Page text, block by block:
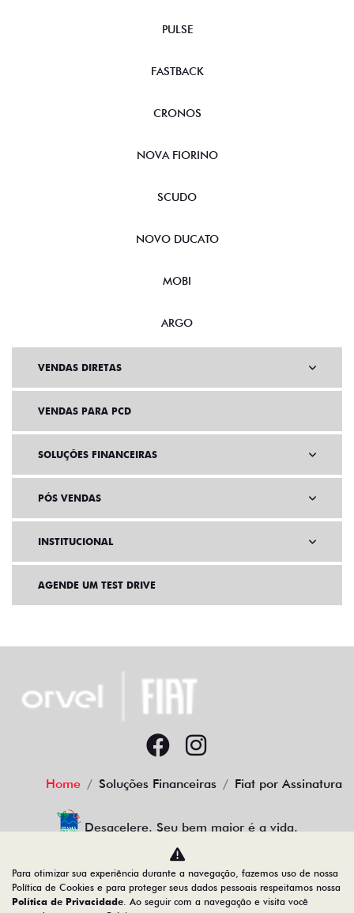
PULSE
FASTBACK
CRONOS
NOVA FIORINO
SCUDO
NOVO DUCATO
MOBI
ARGO
VENDAS DIRETAS
VENDAS PARA PCD
SOLUÇÕES FINANCEIRAS
PÓS VENDAS
INSTITUCIONAL
AGENDE UM TEST DRIVE
Home Soluções Financeiras Fiat por Assinatura
Desacelere. Seu bem maior é a vida.
12.655.933/0001-04
Para otimizar sua experiência durante a navegação, fazemos uso de nossa
Política de Cookies e para proteger seus dados pessoais respeitamos nossa
Política de Privacidade. Ao seguir com a navegação e visita você